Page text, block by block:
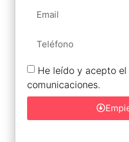
He leído y acepto
comunicaciones.